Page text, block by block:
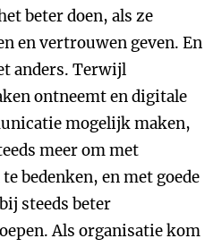
beter doen, als ze
en vertrouwen geven. En
anders. Terwijl
ontneemt en digitale
mogelijk maken,
meer om met
bedenken, en met goede
steeds beter
Als organisatie kom